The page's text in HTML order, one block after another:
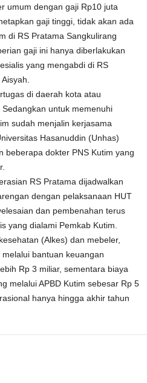
umum dengan gaji Rp10 juta
gaji tinggi, tidak akan ada
di RS Pratama Sangkulirang
gaji ini hanya diberlakukan
yang mengabdi di RS
di daerah kota atau
untuk memenuhi
sudah menjalin kerjasama
Hasanuddin (Unhas)
beberapa dokter PNS Kutim yang
RS Pratama dijadwalkan
dengan pelaksanaan HUT
dan pembenahan terus
yang dialami Pemkab Kutim.
(Alkes) dan mebeler,
bantuan keuangan
Rp 3 miliar, sementara biaya
melalui APBD Kutim sebesar Rp 5
hanya hingga akhir tahun